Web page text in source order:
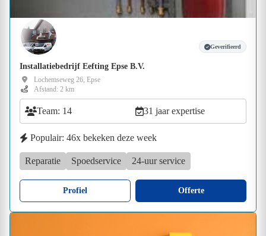
Geverifieerd
Installatiebedrijf Eefting Epse B.V.
Lochemseweg 26, Epse
Afstand: 2 km
Team: 14 31 jaar expertise
Populair: 46x bekeken deze week
Reparatie Spoedservice 24-uur service
Profiel Offerte